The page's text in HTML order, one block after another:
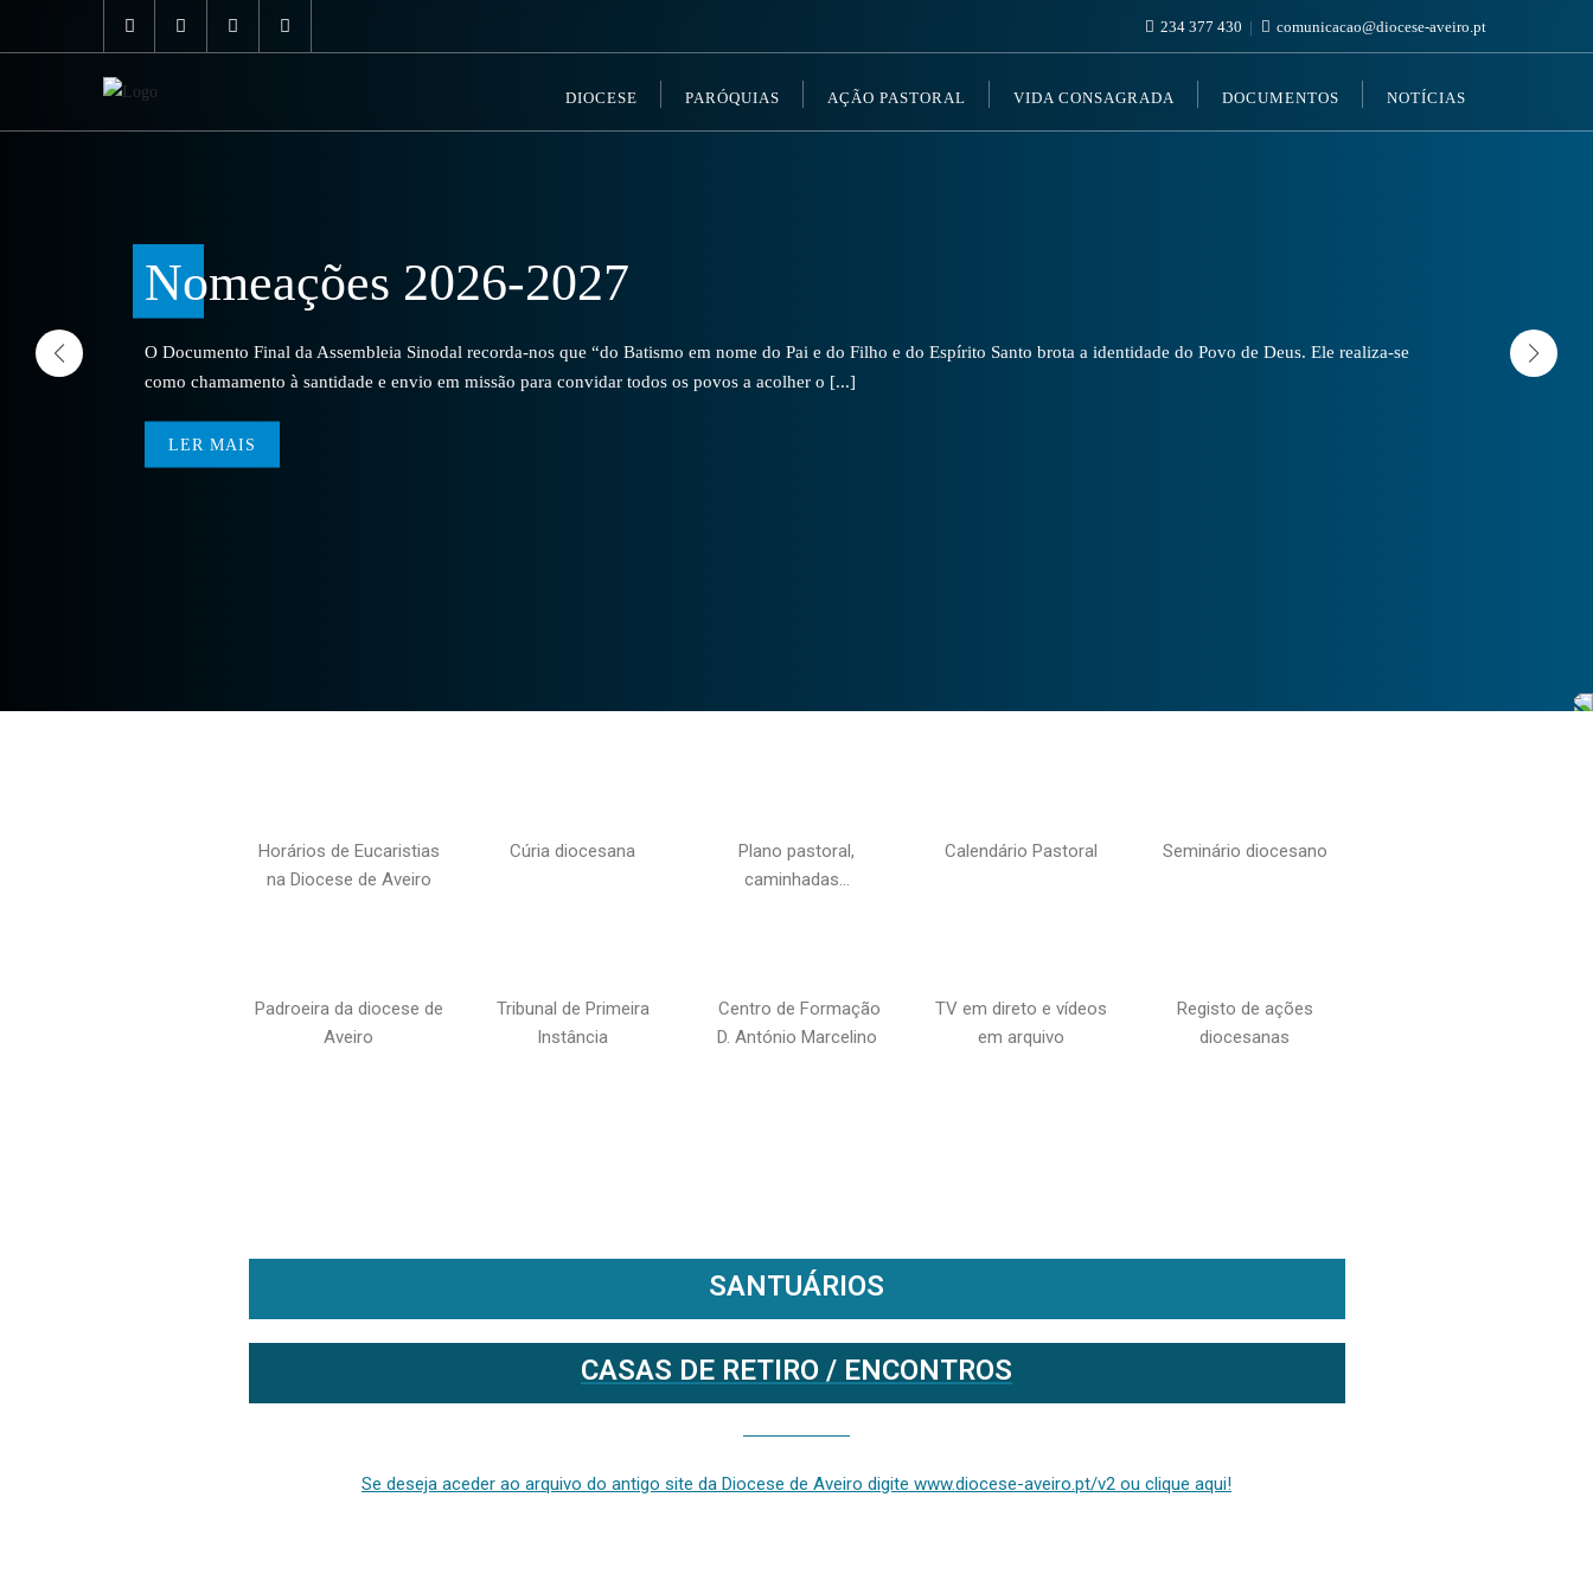
234 377 430 comunicacao@diocese-aveiro.pt
DIOCESE PARÓQUIAS AÇÃO PASTORAL VIDA CONSAGRADA DOCUMENTOS NOTÍCIAS
Nomeações 2026-2027
O Documento Final da Assembleia Sinodal recorda-nos que “do Batismo em nome do Pai e do Filho e do Espírito Santo brota a identidade do Povo de Deus. Ele realiza-se
como chamamento à santidade e envio em missão para convidar todos os povos a acolher o [...]
LER MAIS
Horários de Eucaristias
na Diocese de Aveiro
Cúria diocesana
Plano pastoral,
caminhadas…
Calendário Pastoral Seminário diocesano
Padroeira da diocese de
Aveiro
Tribunal de Primeira
Instância
Centro de Formação
D. António Marcelino
TV em direto e vídeos
em arquivo
Registo de ações
diocesanas
SANTUÁRIOS
CASAS DE RETIRO / ENCONTROS
Se deseja aceder ao arquivo do antigo site da Diocese de Aveiro digite www.diocese-aveiro.pt/v2 ou clique aqui!